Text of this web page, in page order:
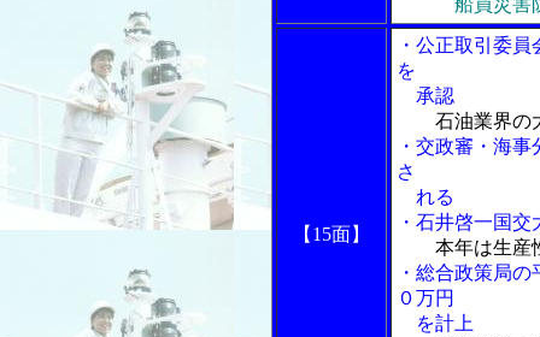
船員災
【15面】
・公正取引委
を
承認
石油業界の
・交政審・海
さ
れる
・石井啓一国
本年は生産
・総合政策局
０万円
を計上